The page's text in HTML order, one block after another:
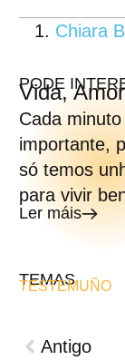
Chiara
PODE
Vida,
Cada
importante,
só temos
para vivir
Ler máis
TEMAS
TESTEMUÑO
Antigo